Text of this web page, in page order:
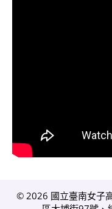
© 2026 國立臺南女子